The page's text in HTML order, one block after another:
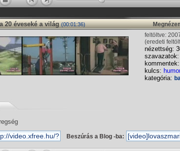
20 éveseké a világ (00:01:36)
feltöltve:
(eredeti
nézettség:
kulcs:
kategória:
Beszúrás a Blog -ba: